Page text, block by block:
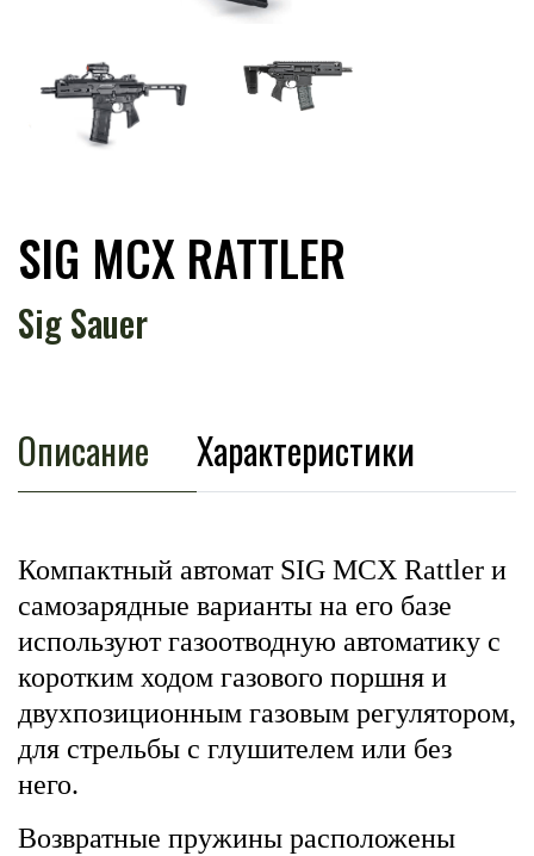
SIG MCX RATTLER
Sig Sauer
Описание Характеристики
Компактный автомат SIG MCX Rattler и
самозарядные варианты на его базе
используют газоотводную автоматику с
коротким ходом газового поршня и
двухпозиционным газовым регулятором,
для стрельбы с глушителем или без
него.
Возвратные пружины расположены